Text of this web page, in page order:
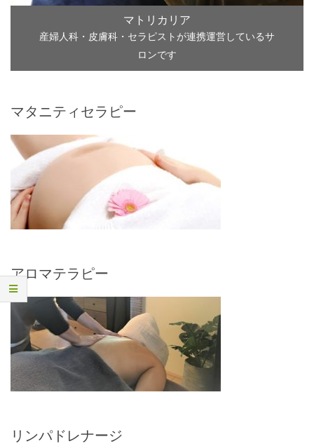
マトリカリア
産婦人科・皮膚科・セラピストが連携運営しているサ
ロンです
マタニティセラピー
アロマテラピー
リンパドレナージ